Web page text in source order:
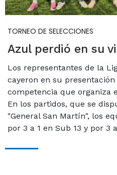
TORNEO DE SELECCIONES
Azul perdió en su
Los representantes de la
cayeron en su
competencia que organiza
En los partidos, que se
"General San Martín", los
por 3 a 1 en Sub 13 y por 3